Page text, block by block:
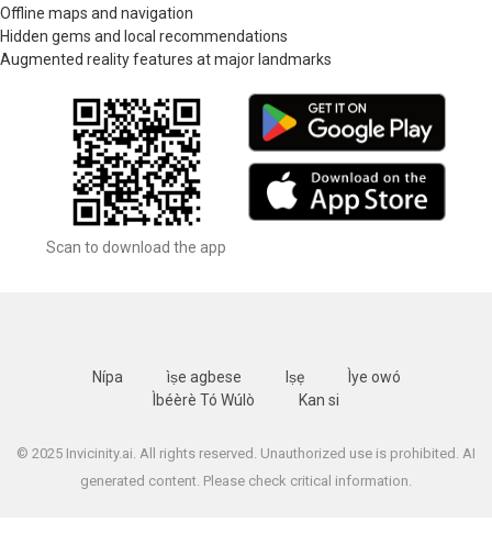
Offline maps and navigation
Hidden gems and local recommendations
Augmented reality features at major landmarks
Scan to download the app
Nípa ìṣe agbese Iṣẹ
Ìye owó
Ìbéèrè Tó Wúlò
Kan si
© 2025 Invicinity.ai. All rights reserved. Unauthorized use is prohibited. AI
generated content. Please check critical information.